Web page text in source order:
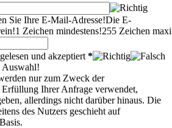
Sie Ihre E-Mail-Adresse!Die E-
1 Zeichen mindestens!255 Zeichen
und akzeptiert *
Auswahl!
nur zum Zweck der
Ihrer Anfrage verwendet,
allerdings nicht darüber hinaus. Die
des Nutzers geschieht auf